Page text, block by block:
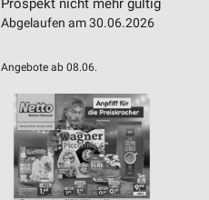
Prospekt nicht mehr gültig
Abgelaufen am 30.06.2026
Angebote ab 08.06.